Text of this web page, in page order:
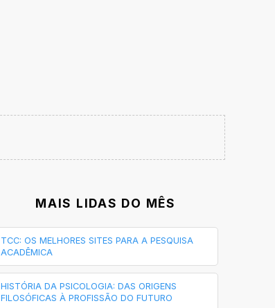
MAIS LIDAS DO MÊS
TCC: OS MELHORES SITES PARA A PESQUISA
ACADÊMICA
HISTÓRIA DA PSICOLOGIA: DAS ORIGENS
FILOSÓFICAS À PROFISSÃO DO FUTURO